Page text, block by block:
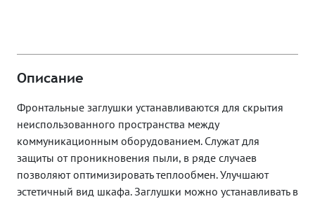
Описание
Фронтальные заглушки устанавливаются для скрытия
неиспользованного пространства между
коммуникационным оборудованием. Служат для
защиты от проникновения пыли, в ряде случаев
позволяют оптимизировать теплообмен. Улучшают
эстетичный вид шкафа. Заглушки можно устанавливать в